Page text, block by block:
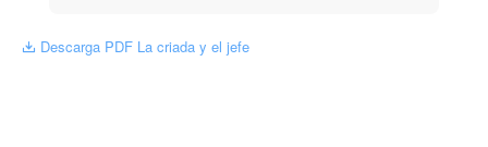
 Descarga PDF La criada y el jefe